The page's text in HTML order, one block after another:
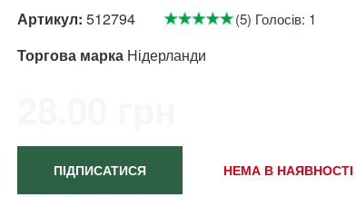
Артикул: 512794 (5) Голосів: 1
Торгова марка Нідерланди
ПІДПИСАТИСЯ НЕМА В НАЯВНОСТІ